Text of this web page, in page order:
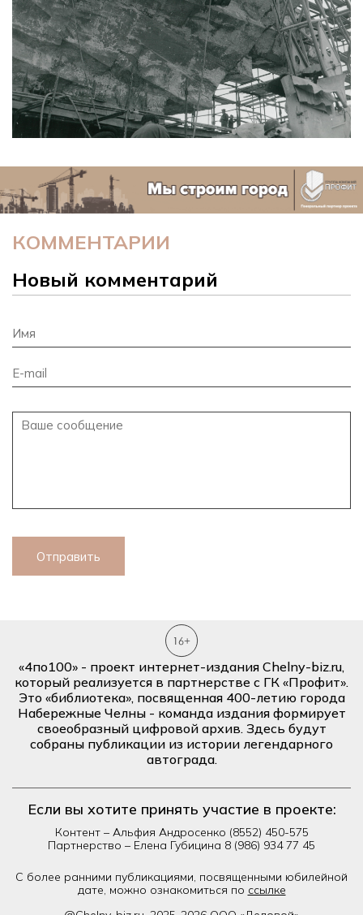
КОММЕНТАРИИ
Новый комментарий
Отправить
«4по100» - проект интернет-издания Chelny-biz.ru,
который реализуется в партнерстве с ГК «Профит».
Это «библиотека», посвященная 400-летию города
Набережные Челны - команда издания формирует
своеобразный цифровой архив. Здесь будут
собраны публикации из истории легендарного
автограда.
Если вы хотите принять участие в проекте:
Контент – Альфия Андросенко (8552) 450-575
Партнерство – Елена Губицина 8 (986) 934 77 45
С более ранними публикациями, посвященными юбилейной
дате, можно ознакомиться по ссылке